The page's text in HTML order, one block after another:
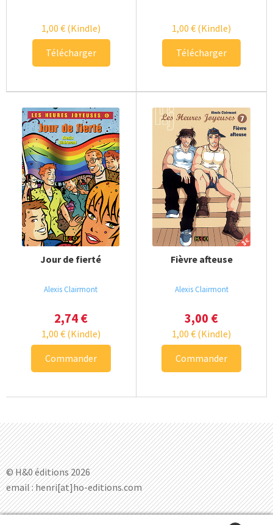
1,00€ (Kindle)
Télécharger
1,00€ (Kindle)
Télécharger
Jour de fierté
Alexis Clairmont
2,74€
1,00 €(Kindle)
Commander
Fièvre afteuse
Alexis Clairmont
3,00 €
1,00€ (Kindle)
Commander
© H&0 éditions 2026
email : henri[at]ho-editions.com